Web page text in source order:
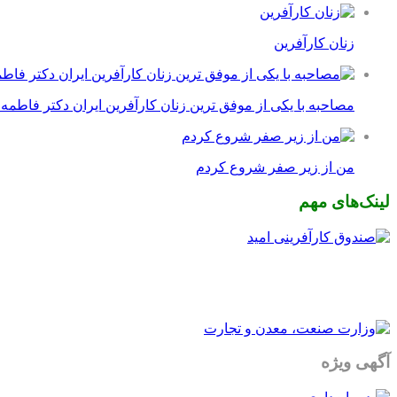
زنان کارآفرین
مصاحبه با یکی از موفق ترین زنان کارآفرین ایران دکتر
من از زیر صفر شروع کردم
لینک‌های مهم
آگهی ویژه